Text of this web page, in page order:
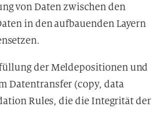
von Daten zwischen den
in den aufbauenden Layern
der Meldepositionen und
Datentransfer (copy, data
Rules, die die Integrität der